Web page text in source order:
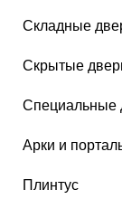
Складные
Скрытые
Специальные
Арки и
Плинтус